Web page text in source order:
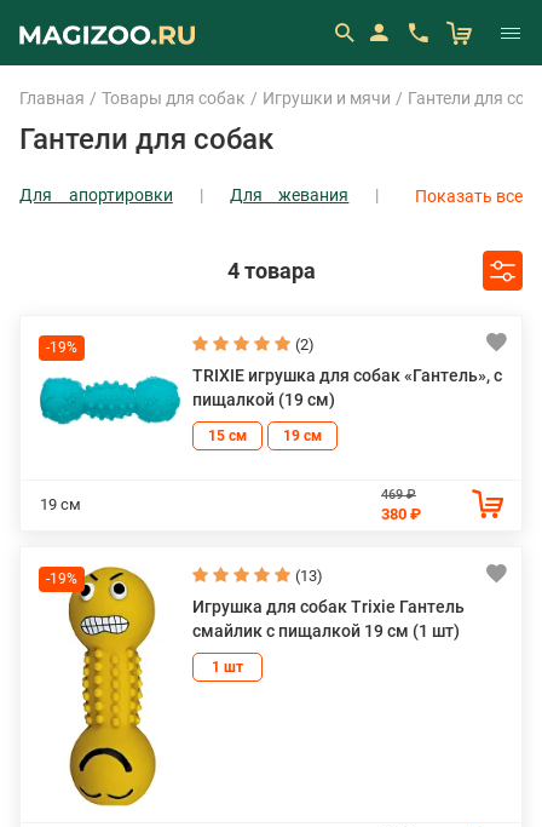
Главная Товары для собак Игрушки и мячи Гантели для
Гантели для собак
Для апортировки
Для жевания
Показать все
4 товара
-19% (2)
TRIXIE игрушка для собак «Гантель», с
пищалкой (19 см)
15 см 19 см
19 см
469 ₽
380 ₽
-19% (13)
Игрушка для собак Trixie Гантель
смайлик с пищалкой 19 см (1 шт)
1 шт